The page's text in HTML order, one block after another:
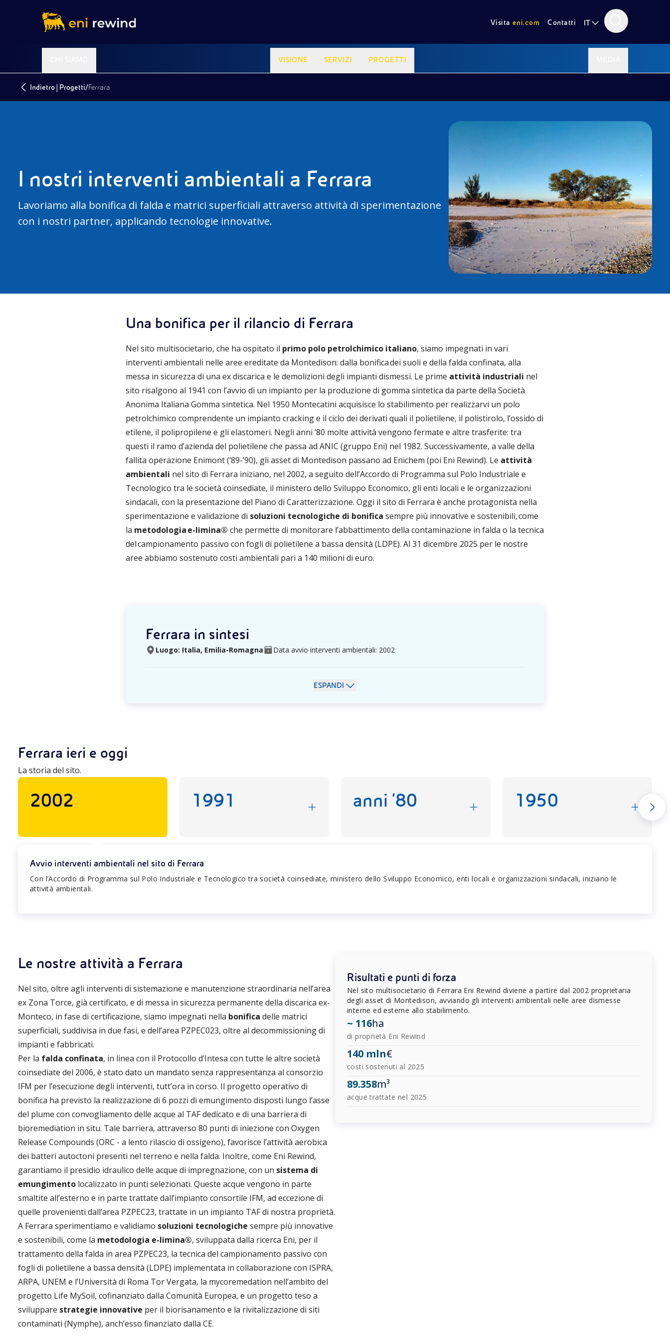
Visita eni.com Contatti IT
VISIONE SERVIZI PROGETTI
Indietro| Progetti/Ferrara
I nostri interventi ambientali a Ferrara
Lavoriamo alla bonifica di falda e matrici superficiali attraverso attività di sperimentazione
con i nostri partner, applicando tecnologie innovative.
Una bonifica per il rilancio di Ferrara
Nel sito multisocietario, che ha ospitato il primo polo petrolchimico italiano, siamo impegnati in vari
interventi ambientali nelle aree ereditate da Montedison: dalla bonifica dei suoli e della falda confinata, alla
messa in sicurezza di una ex discarica e le demolizioni degli impianti dismessi. Le prime attività industriali nel
sito risalgono al 1941 con l’avvio di un impianto per la produzione di gomma sintetica da parte della Società
Anonima Italiana Gomma sintetica. Nel 1950 Montecatini acquisisce lo stabilimento per realizzarvi un polo
petrolchimico comprendente un impianto cracking e il ciclo dei derivati quali il polietilene, il polistirolo, l’ossido di
etilene, il polipropilene e gli elastomeri. Negli anni ’80 molte attività vengono fermate e altre trasferite: tra
questi il ramo d’azienda del polietilene che passa ad ANIC (gruppo Eni) nel 1982. Successivamente, a valle della
fallita operazione Enimont (’89-’90), gli asset di Montedison passano ad Enichem (poi Eni Rewind). Le attività
ambientali nel sito di Ferrara iniziano, nel 2002, a seguito dell’Accordo di Programma sul Polo Industriale e
Tecnologico tra le società coinsediate, il ministero dello Sviluppo Economico, gli enti locali e le organizzazioni
sindacali, con la presentazione del Piano di Caratterizzazione. Oggi il sito di Ferrara è anche protagonista nella
sperimentazione e validazione di soluzioni tecnologiche di bonifica sempre più innovative e sostenibili, come
la metodologia e-limina® che permette di monitorare l’abbattimento della contaminazione in falda o la tecnica
del campionamento passivo con fogli di polietilene a bassa densità (LDPE). Al 31 dicembre 2025 per le nostre
aree abbiamo sostenuto costi ambientali pari a 140 milioni di euro.
Ferrara in sintesi
Luogo: Italia, Emilia-Romagna Data avvio interventi ambientali: 2002
ESPANDI
Ferrara ieri e oggi
La storia del sito.
2002 1991 anni ‘80 1950
Avvio interventi ambientali nel sito di Ferrara
Con l’Accordo di Programma sul Polo Industriale e Tecnologico tra società coinsediate, ministero dello Sviluppo Economico, enti locali e organizzazioni sindacali, iniziano le
attività ambientali.
Le nostre attività a Ferrara
Nel sito, oltre agli interventi di sistemazione e manutenzione straordinaria nell’area
ex Zona Torce, già certificato, e di messa in sicurezza permanente della discarica ex-
Monteco, in fase di certificazione, siamo impegnati nella bonifica delle matrici
superficiali, suddivisa in due fasi, e dell’area PZPEC023, oltre al decommissioning di
impianti e fabbricati.
Per la falda confinata, in linea con il Protocollo d’Intesa con tutte le altre società
coinsediate del 2006, è stato dato un mandato senza rappresentanza al consorzio
IFM per l’esecuzione degli interventi, tutt’ora in corso. Il progetto operativo di
bonifica ha previsto la realizzazione di 6 pozzi di emungimento disposti lungo l’asse
del plume con convogliamento delle acque al TAF dedicato e di una barriera di
bioremediation in situ. Tale barriera, attraverso 80 punti di iniezione con Oxygen
Release Compounds (ORC - a lento rilascio di ossigeno), favorisce l’attività aerobica
dei batteri autoctoni presenti nel terreno e nella falda. Inoltre, come Eni Rewind,
garantiamo il presidio idraulico delle acque di impregnazione, con un sistema di
emungimento localizzato in punti selezionati. Queste acque vengono in parte
smaltite all’esterno e in parte trattate dall’impianto consortile IFM, ad eccezione di
quelle provenienti dall’area PZPEC23, trattate in un impianto TAF di nostra proprietà.
A Ferrara sperimentiamo e validiamo soluzioni tecnologiche sempre più innovative
e sostenibili, come la metodologia e-limina®, sviluppata dalla ricerca Eni, per il
trattamento della falda in area PZPEC23, la tecnica del campionamento passivo con
fogli di polietilene a bassa densità (LDPE) implementata in collaborazione con ISPRA,
ARPA, UNEM e l’Università di Roma Tor Vergata, la mycoremedation nell’ambito del
progetto Life MySoil, cofinanziato dalla Comunità Europea, e un progetto teso a
sviluppare strategie innovative per il biorisanamento e la rivitalizzazione di siti
contaminati (Nymphe), anch’esso finanziato dalla CE.
Risultati e punti di forza
Nel sito multisocietario di Ferrara Eni Rewind diviene a partire dal 2002 proprietaria
degli asset di Montedison, avviando gli interventi ambientali nelle aree dismesse
interne ed esterne allo stabilimento.
~ 116ha
di proprietà Eni Rewind
140 mln€
costi sostenuti al 2025
89.358m³
acque trattate nel 2025